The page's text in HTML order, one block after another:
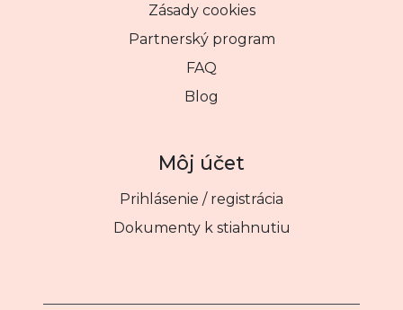
Zásady cookies
Partnerský program
FAQ
Blog
Môj účet
Prihlásenie / registrácia
Dokumenty k stiahnutiu